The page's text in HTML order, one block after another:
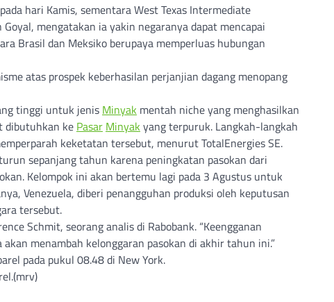
hari Kamis, sementara West Texas Intermediate
mengatakan ia yakin negaranya dapat mencapai
Brasil dan Meksiko berupaya memperluas hubungan
atas prospek keberhasilan perjanjian dagang menopang
tinggi untuk jenis Minyak mentah niche yang menghasilkan
dibutuhkan ke Pasar Minyak yang terpuruk. Langkah-langkah
keketatan tersebut, menurut TotalEnergies SE.
sepanjang tahun karena peningkatan pasokan dari
Kelompok ini akan bertemu lagi pada 3 Agustus untuk
Venezuela, diberi penangguhan produksi oleh keputusan
tersebut.
Schmit, seorang analis di Rabobank. “Keengganan
akan menambah kelonggaran pasokan di akhir tahun ini.”
pada pukul 08.48 di New York.